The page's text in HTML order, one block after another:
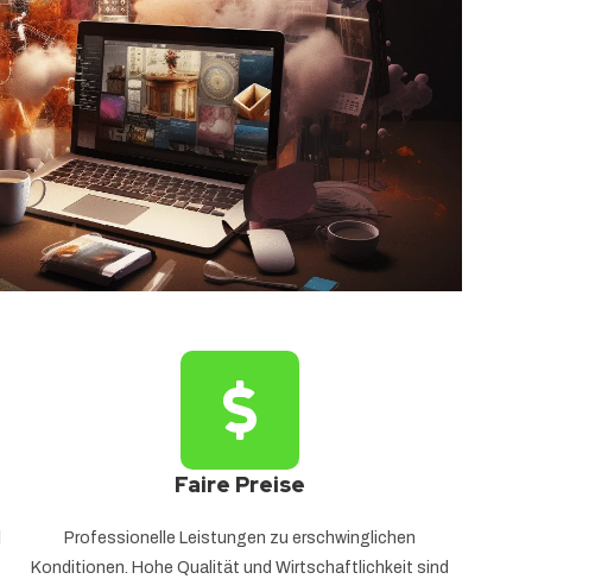
Faire Preise
Professionelle Leistungen zu erschwinglichen
Konditionen. Hohe Qualität und Wirtschaftlichkeit sind